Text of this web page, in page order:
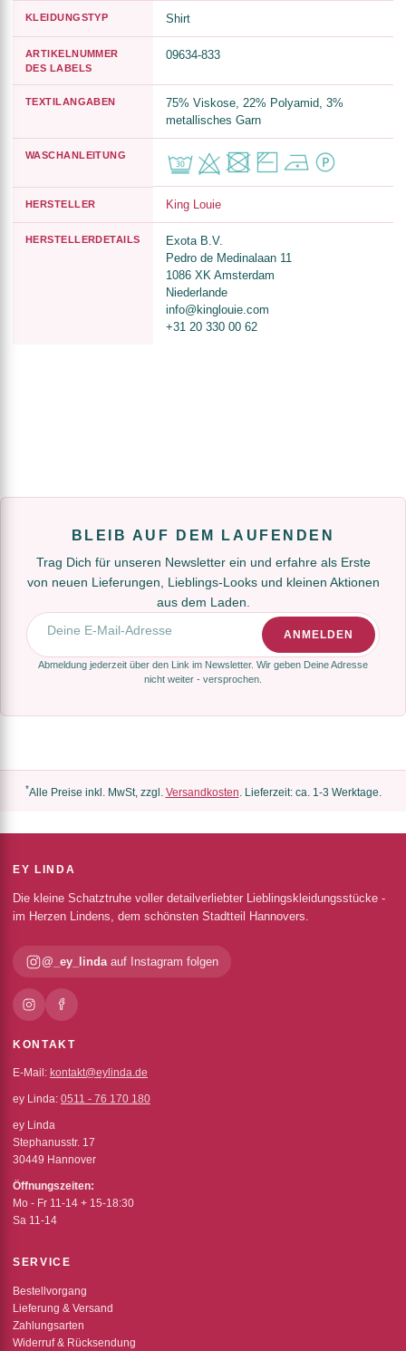
KLEIDUNGSTYP Shirt
ARTIKELNUMMER
DES LABELS
09634-833
TEXTILANGABEN
75% Viskose, 22% Polyamid, 3%
metallisches Garn
WASCHANLEITUNG
HERSTELLER King Louie
HERSTELLERDETAILS
Exota B.V.
Pedro de Medinalaan 11
1086 XK Amsterdam
Niederlande
info@kinglouie.com
+31 20 330 00 62
BLEIB AUF DEM LAUFENDEN
Trag Dich für unseren Newsletter ein und erfahre als Erste
von neuen Lieferungen, Lieblings-Looks und kleinen Aktionen
aus dem Laden.
E-Mail-Adresse
ANMELDEN
Abmeldung jederzeit über den Link im Newsletter. Wir geben Deine Adresse
nicht weiter - versprochen.
*Alle Preise inkl. MwSt, zzgl. Versandkosten. Lieferzeit: ca. 1-3 Werktage.
EY LINDA
Die kleine Schatztruhe voller detailverliebter Lieblingskleidungsstücke -
im Herzen Lindens, dem schönsten Stadtteil Hannovers.
@_ey_lindaauf Instagram folgen
KONTAKT
E-Mail: kontakt@eylinda.de
ey Linda: 0511 - 76 170 180
ey Linda
Stephanusstr. 17
30449 Hannover
Öffnungszeiten:
Mo - Fr 11-14 + 15-18:30
Sa 11-14
SERVICE
Bestellvorgang
Lieferung & Versand
Zahlungsarten
Widerruf & Rücksendung